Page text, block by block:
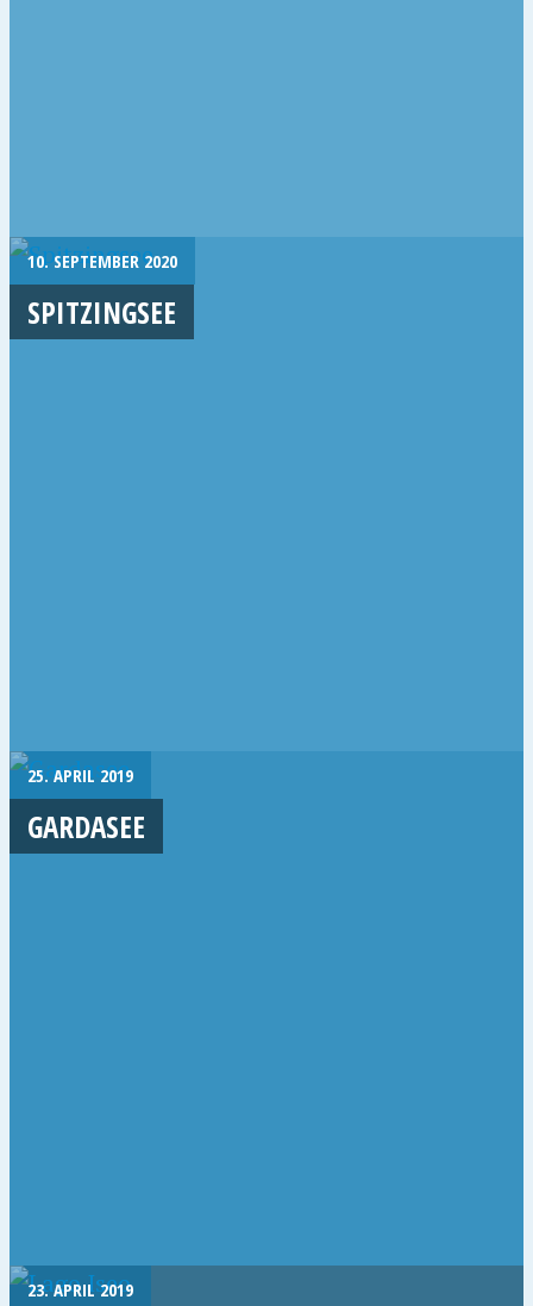
10. SEPTEMBER 2020
SPITZINGSEE
25. APRIL 2019
GARDASEE
23. APRIL 2019